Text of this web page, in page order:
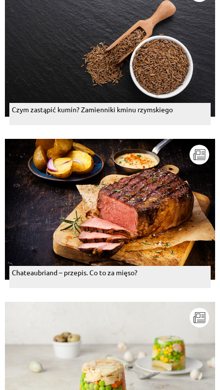
Czym zastąpić kumin? Zamienniki kminu rzymskiego
Chateaubriand – przepis. Co to za mięso?